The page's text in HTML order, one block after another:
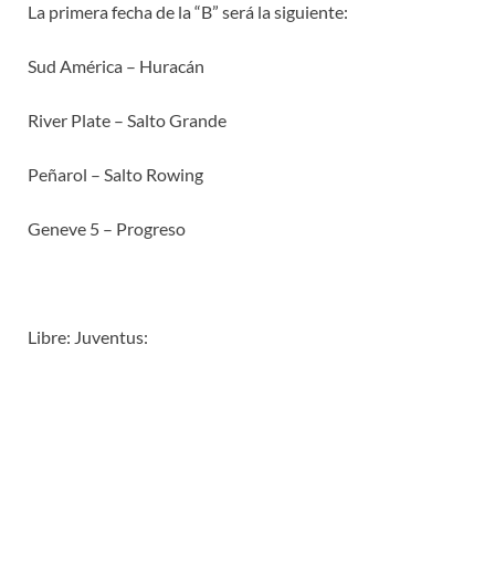
La primera fecha de la “B” será la siguiente:
Sud América – Huracán
River Plate – Salto Grande
Peñarol – Salto Rowing
Geneve 5 – Progreso
Libre: Juventus: